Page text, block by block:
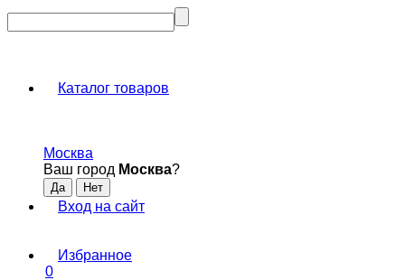
Каталог товаров
Москва
Ваш город Москва?
Вход на сайт
Избранное
0